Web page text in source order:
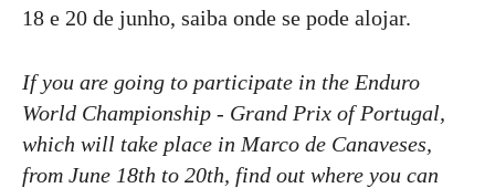
18 e 20 de junho, saiba onde se pode alojar.
If you are going to participate in the Enduro
World Championship - Grand Prix of Portugal,
which will take place in Marco de Canaveses,
from June 18th to 20th, find out where you can